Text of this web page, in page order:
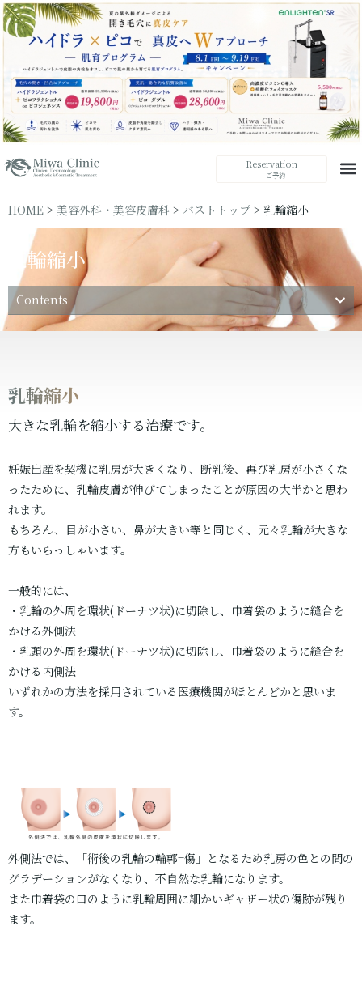
Reservation
ご予約
HOME > 美容外科・美容皮膚科 > バストトップ > 乳輪縮小
乳輪縮小
Contents
乳輪縮小
大きな乳輪を縮小する治療です。
妊娠出産を契機に乳房が大きくなり、断乳後、再び乳房が小さくな
ったために、乳輪皮膚が伸びてしまったことが原因の大半かと思わ
れます。
もちろん、目が小さい、鼻が大きい等と同じく、元々乳輪が大きな
方もいらっしゃいます。
一般的には、
・乳輪の外周を環状(ドーナツ状)に切除し、巾着袋のように縫合を
かける外側法
・乳頭の外周を環状(ドーナツ状)に切除し、巾着袋のように縫合を
かける内側法
いずれかの方法を採用されている医療機関がほとんどかと思いま
す。
外側法では、「術後の乳輪の輪郭=傷」となるため乳房の色との間の
グラデーションがなくなり、不自然な乳輪になります。
また巾着袋の口のように乳輪周囲に細かいギャザー状の傷跡が残り
ます。